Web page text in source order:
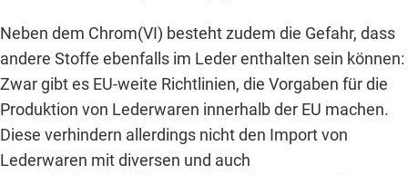
Neben dem Chrom(VI) besteht zudem die Gefahr, dass
andere Stoffe ebenfalls im Leder enthalten sein können:
Zwar gibt es EU-weite Richtlinien, die Vorgaben für die
Produktion von Lederwaren innerhalb der EU machen.
Diese verhindern allerdings nicht den Import von
Lederwaren mit diversen und auch